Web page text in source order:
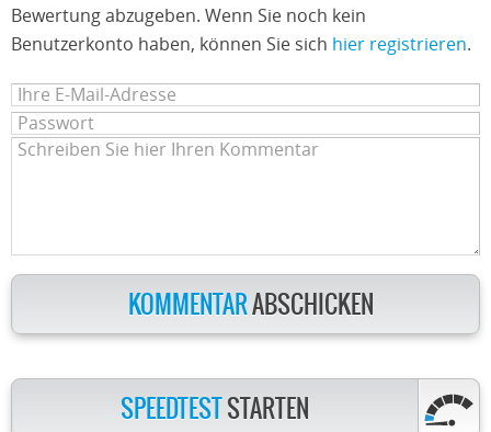
Bewertung abzugeben. Wenn Sie noch kein
Benutzerkonto haben, können Sie sich hier registrieren.
KOMMENTARABSCHICKEN
SPEEDTESTSTARTEN